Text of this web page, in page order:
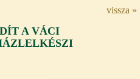
vissza »
A VÁCI